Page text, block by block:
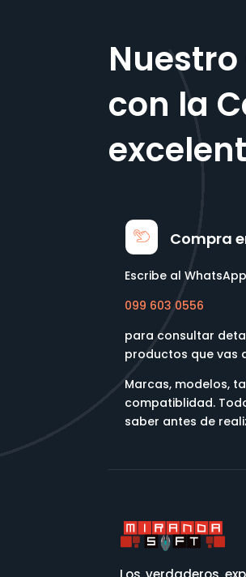
con la
Compra
Escribe al
099 603 0556
para consultar
productos que vas
Marcas, modelos,
compatiblidad.
saber antes de